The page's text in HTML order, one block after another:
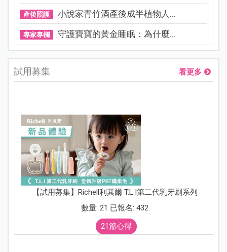
產後照護 小說家青竹酒產後成半植物人...
專家專欄 守護寶寶的黃金睡眠：為什麼...
試用募集 看更多
【試用募集】Richell利其爾 T.L.I第二代乳牙刷系列
數量: 21 已報名: 432
21篇心得